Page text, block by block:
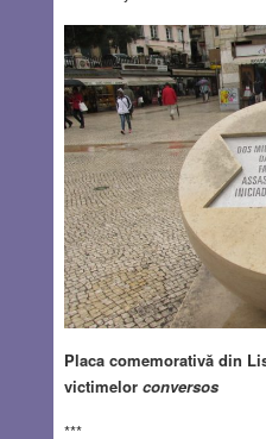
Placa comemorativă din
victimelor conversos
***